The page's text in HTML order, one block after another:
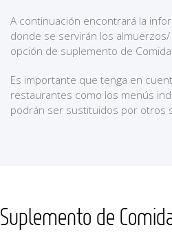
A continuación encontrará la
donde se servirán los
opción de suplemento de
Es importante que tenga en
restaurantes como los menús
podrán ser sustituidos por otros
Suplemento de